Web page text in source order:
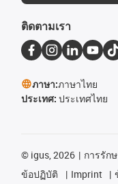
ติดตามเรา
ภาษา:ภาษาไทย
ประเทศ: ประเทศไทย
© igus, 2026 การรัก
ข้อปฏิบัติ
Imprint